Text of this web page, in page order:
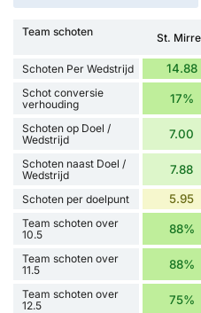
Team schoten St.
Schoten Per Wedstrijd 14.88
Schot conversie
verhouding
17%
Schoten op Doel /
Wedstrijd
7.00
Schoten naast Doel /
Wedstrijd
7.88
Schoten per doelpunt 5.95
Team schoten over
10.5
88%
Team schoten over
11.5
88%
Team schoten over
12.5
75%